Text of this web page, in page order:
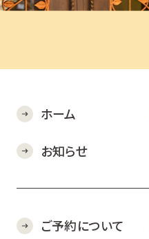
ホーム
お知らせ
ご予約について